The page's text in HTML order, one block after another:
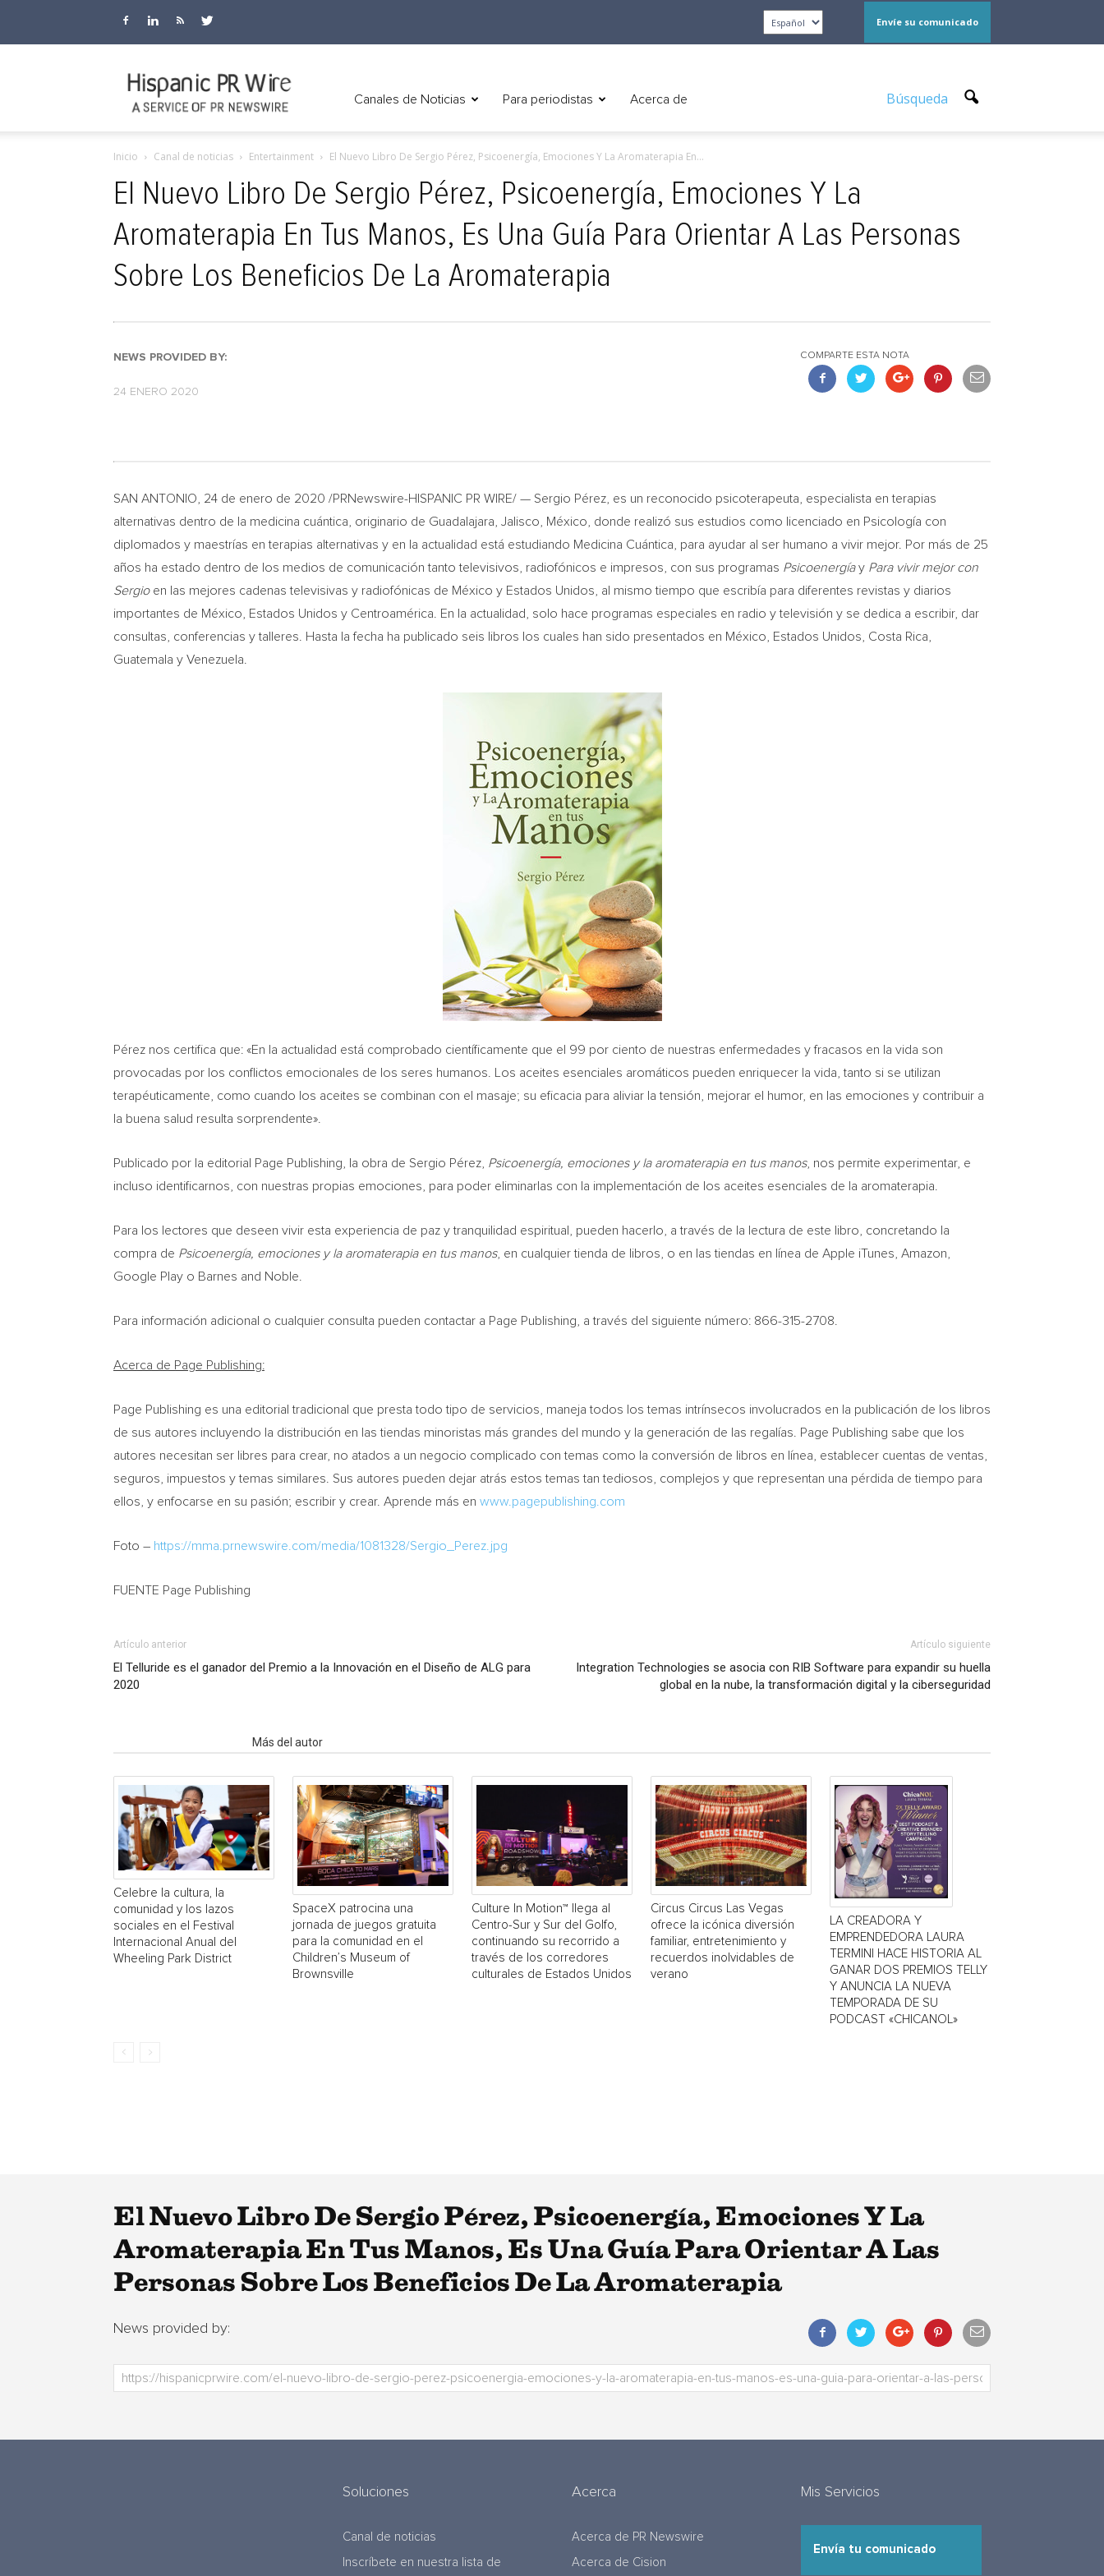
Envíe su comunicado
Wire
Canales de Noticias Para periodistas Acerca de Búsqueda
Inicio Canal de noticias Entertainment El Nuevo Libro De Sergio Pérez, Psicoenergía, Emociones Y La Aromaterapia En...
El Nuevo Libro De Sergio Pérez, Psicoenergía, Emociones Y La
Aromaterapia En Tus Manos, Es Una Guía Para Orientar A Las Personas
Sobre Los Beneficios De La Aromaterapia
NEWS PROVIDED BY:
24 ENERO 2020
COMPARTE ESTA NOTA
SAN ANTONIO , 24 de enero de 2020 /PRNewswire-HISPANIC PR WIRE/ — Sergio Pérez, es un reconocido psicoterapeuta, especialista en terapias
alternativas dentro de la medicina cuántica, originario de Guadalajara, Jalisco , México, donde realizó sus estudios como licenciado en Psicología con
diplomados y maestrías en terapias alternativas y en la actualidad está estudiando Medicina Cuántica, para ayudar al ser humano a vivir mejor. Por más de 25
años ha estado dentro de los medios de comunicación tanto televisivos, radiofónicos e impresos, con sus programas Psicoenergíay Para vivir mejor con
Sergioen las mejores cadenas televisivas y radiofónicas de México y Estados Unidos, al mismo tiempo que escribía para diferentes revistas y diarios
importantes de México, Estados Unidos y Centroamérica. En la actualidad, solo hace programas especiales en radio y televisión y se dedica a escribir, dar
consultas, conferencias y talleres. Hasta la fecha ha publicado seis libros los cuales han sido presentados en México, Estados Unidos, Costa Rica
Guatemala y Venezuela
Pérez nos certifica que: «En la actualidad está comprobado científicamente que el 99 por ciento de nuestras enfermedades y fracasos en la vida son
provocadas por los conflictos emocionales de los seres humanos. Los aceites esenciales aromáticos pueden enriquecer la vida, tanto si se utilizan
terapéuticamente, como cuando los aceites se combinan con el masaje; su eficacia para aliviar la tensión, mejorar el humor, en las emociones y contribuir a
la buena salud resulta sorprendente».
Publicado por la editorial Page Publishing, la obra de Sergio Pérez, Psicoenergía, emociones y la aromaterapia en tus manos, nos permite experimentar, e
incluso identificarnos, con nuestras propias emociones, para poder eliminarlas con la implementación de los aceites esenciales de la aromaterapia.
Para los lectores que deseen vivir esta experiencia de paz y tranquilidad espiritual, pueden hacerlo, a través de la lectura de este libro, concretando la
compra de Psicoenergía, emociones y la aromaterapia en tus manos, en cualquier tienda de libros, o en las tiendas en línea de Apple iTunes, Amazon,
Google Play o Barnes and Noble.
Para información adicional o cualquier consulta pueden contactar a Page Publishing, a través del siguiente número: 866-315-2708.
Acerca de Page Publishing:
Page Publishing es una editorial tradicional que presta todo tipo de servicios, maneja todos los temas intrínsecos involucrados en la publicación de los libros
de sus autores incluyendo la distribución en las tiendas minoristas más grandes del mundo y la generación de las regalías. Page Publishing sabe que los
autores necesitan ser libres para crear, no atados a un negocio complicado con temas como la conversión de libros en línea, establecer cuentas de ventas,
seguros, impuestos y temas similares. Sus autores pueden dejar atrás estos temas tan tediosos, complejos y que representan una pérdida de tiempo para
ellos, y enfocarse en su pasión; escribir y crear. Aprende más en www.pagepublishing.com
Foto – https://mma.prnewswire.com/media/1081328/Sergio_Perez.jpg
FUENTE Page Publishing
Artículo anterior
El Telluride es el ganador del Premio a la Innovación en el Diseño de ALG para
2020
Artículo siguiente
Integration Technologies se asocia con RIB Software para expandir su huella
global en la nube, la transformación digital y la ciberseguridad
Más del autor
Celebre la cultura, la
comunidad y los lazos
sociales en el Festival
Internacional Anual del
Wheeling Park District
SpaceX patrocina una
jornada de juegos gratuita
para la comunidad en el
Children’s Museum of
Brownsville
Culture In Motion™ llega al
Centro-Sur y Sur del Golfo,
continuando su recorrido a
través de los corredores
culturales de Estados Unidos
Circus Circus Las Vegas
ofrece la icónica diversión
familiar, entretenimiento y
recuerdos inolvidables de
verano
LA CREADORA Y
EMPRENDEDORA LAURA
TERMINI HACE HISTORIA AL
GANAR DOS PREMIOS TELLY
Y ANUNCIA LA NUEVA
TEMPORADA DE SU
PODCAST «CHICANOL»
El Nuevo Libro De Sergio Pérez, Psicoenergía, Emociones Y La
Aromaterapia En Tus Manos, Es Una Guía Para Orientar A Las
Personas Sobre Los Beneficios De La Aromaterapia
News provided by:
Soluciones
Canal de noticias
Inscríbete en nuestra lista de
Acerca
Acerca de PR Newswire
Acerca de Cision
Mis Servicios
Envía tu comunicado